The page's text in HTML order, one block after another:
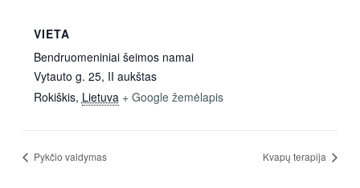
VIETA
Bendruomeniniai šeimos namai
Vytauto g. 25, II aukštas
Rokiškis, Lietuva + Google žemėlapis
Pykčio valdymas Kvapų terapija